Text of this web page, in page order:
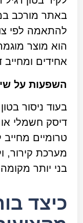
באתר מורכב
להתאמה לפי
הוא מוצר
אחידים ומחייב
השפעות על
בעוד ניסור
דיסק חשמלי או
טרומיים
מערכת קירור,
בני יותר
כיצד